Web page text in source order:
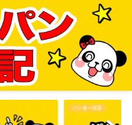
その他食べ放題